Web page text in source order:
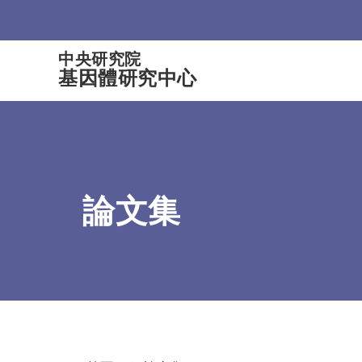
中央研究院
基因體研究中心
論文集